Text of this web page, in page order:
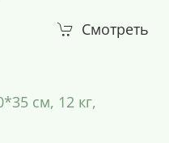
Смотреть